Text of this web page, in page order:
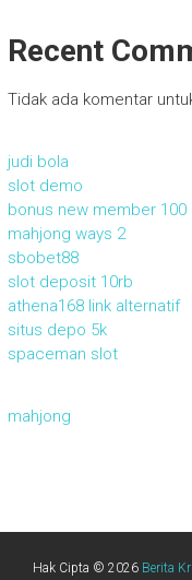
Recent
Tidak ada komentar
judi bola
slot demo
bonus new member 100
mahjong ways 2
sbobet88
slot deposit 10rb
athena168 link alternatif
situs depo 5k
spaceman slot
mahjong
Hak Cipta © 2026 Berita